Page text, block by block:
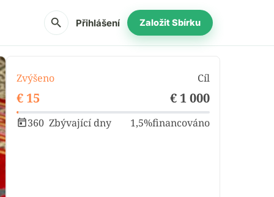
search Přihlášení Založit Sbírku
Zvýšeno Cíl
€ 15 € 1 000
360 Zbývající dny 1,5%financováno